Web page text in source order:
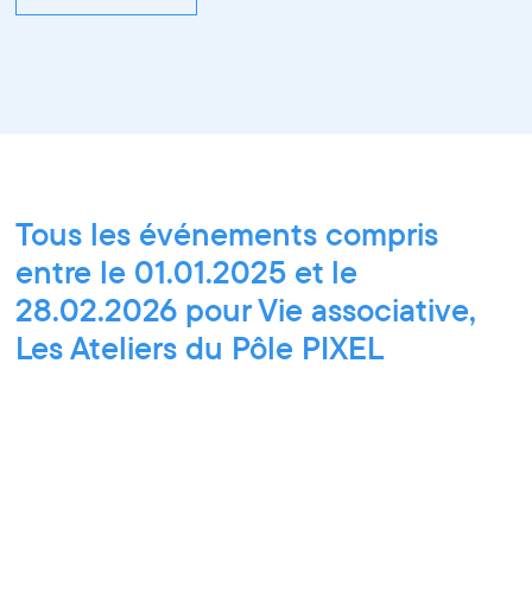
Tous les événements compris
entre le 01.01.2025 et le
28.02.2026 pour Vie associative,
Les Ateliers du Pôle PIXEL